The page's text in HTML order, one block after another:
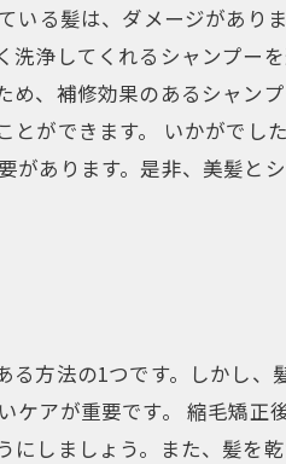
いる髪は、ダメージがあり
浄してくれるシャンプー
、補修効果のあるシャン
ができます。 いかがでし
あります。是非、美髪と
方法の1つです。しかし、
アが重要です。 縮毛矯正
にしましょう。また、髪を